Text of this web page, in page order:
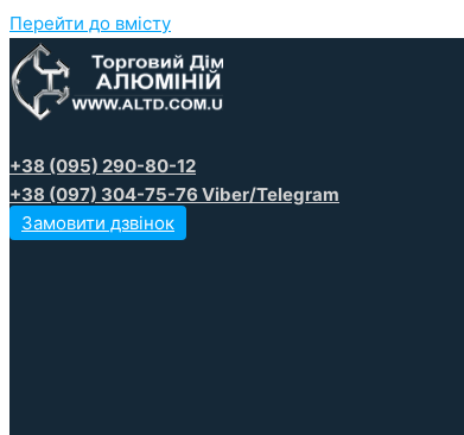
Перейти до вмісту
+38 (095) 290-80-12
+38 (097) 304-75-76 Viber/Telegram
Замовити дзвінок